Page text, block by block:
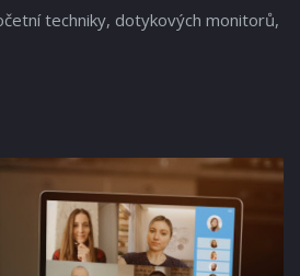
techniky, dotykových monitorů,